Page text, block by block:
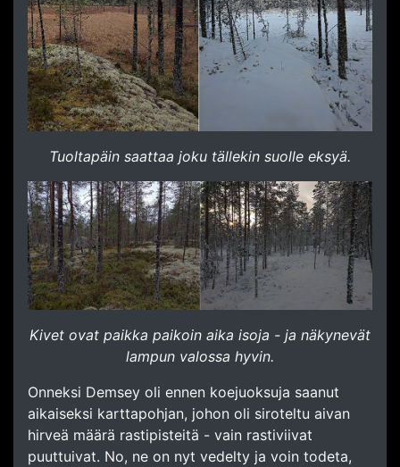
Tuoltapäin saattaa joku tällekin suolle eksyä.
Kivet ovat paikka paikoin aika isoja - ja näkynevät
lampun valossa hyvin.
Onneksi Demsey oli ennen koejuoksuja saanut
aikaiseksi karttapohjan, johon oli siroteltu aivan
hirveä määrä rastipisteitä - vain rastiviivat
puuttuivat. No, ne on nyt vedelty ja voin todeta,